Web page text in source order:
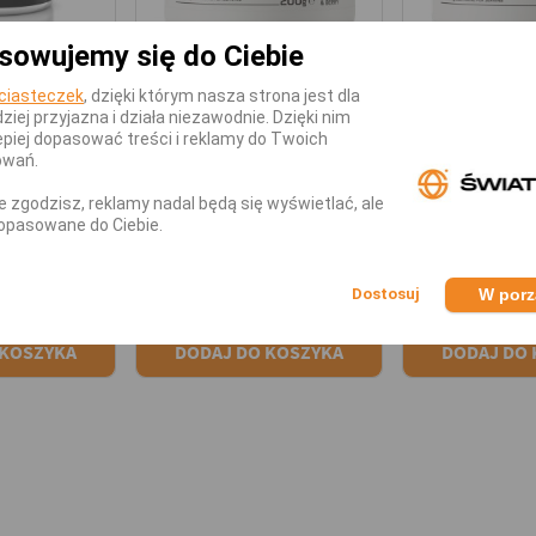
OLIMP
BCAA
Aminokwasy BCAA +
200g
DODAJ DO KOSZYKA
Glutamina
BCAA +
DODAJ DO
się do Ciebie
, dzięki którym nasza strona jest dla
przyjazna i działa niezawodnie. Dzięki nim
dopasować treści i reklamy do Twoich
zgodzisz, reklamy nadal będą się wyświetlać, ale
do Ciebie.
W